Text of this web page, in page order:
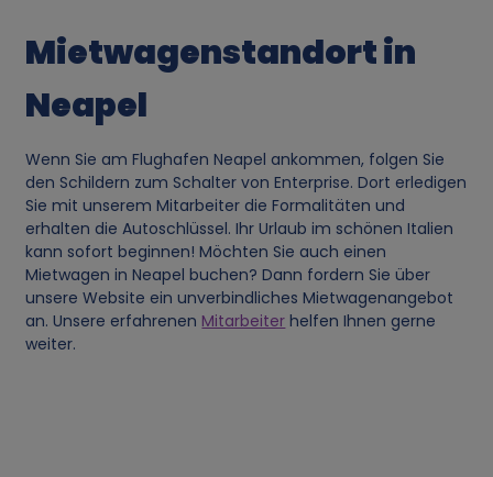
Mietwagenstandort in
Neapel
Wenn Sie am Flughafen Neapel ankommen, folgen Sie
den Schildern zum Schalter von Enterprise. Dort erledigen
Sie mit unserem Mitarbeiter die Formalitäten und
erhalten die Autoschlüssel. Ihr Urlaub im schönen Italien
kann sofort beginnen! Möchten Sie auch einen
Mietwagen in Neapel buchen? Dann fordern Sie über
unsere Website ein unverbindliches Mietwagenangebot
an. Unsere erfahrenen Mitarbeiter helfen Ihnen gerne
weiter.
p
e
s
o
n
e